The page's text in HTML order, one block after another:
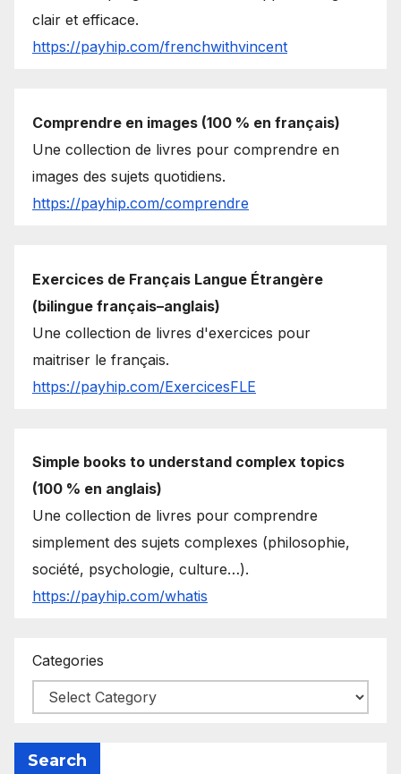
clair et efficace.
https://payhip.com/frenchwithvincent
Comprendre en images (100 % en français)
Une collection de livres pour comprendre en
images des sujets quotidiens.
https://payhip.com/comprendre
Exercices de Français Langue Étrangère
(bilingue français–anglais)
Une collection de livres d'exercices pour
maitriser le français.
https://payhip.com/ExercicesFLE
Simple books to understand complex topics
(100 % en anglais)
Une collection de livres pour comprendre
simplement des sujets complexes (philosophie,
société, psychologie, culture…).
https://payhip.com/whatis
Categories
Search